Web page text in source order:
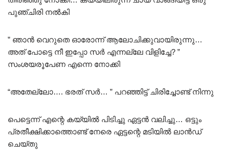
പുഞ്ചിരി നൽകി
” ഞാൻ വെറുതെ ഓരോന്ന് ആലോചിക്കുവായിരുന്നു…
അത് പോട്ടെ നീ ഇപ്പോ സർ എന്നല്ലേ വിളിച്ചേ? ”
സംശയരൂപേണ എന്നെ നോക്കി
“അതേല്ലോ…. ഭരത് സർ… ” പറഞ്ഞിട്ട് ചിരിച്ചോണ്ട് നിന്നു
പെട്ടെന്ന് എന്റെ കയ്യിൽ പിടിച്ചു ഏട്ടൻ വലിച്ചു… ഒട്ടും
പ്രതീക്ഷിക്കാത്തൊണ്ട് നേരെ ഏട്ടന്റെ മടിയിൽ ലാൻഡ്
ചെയ്തു